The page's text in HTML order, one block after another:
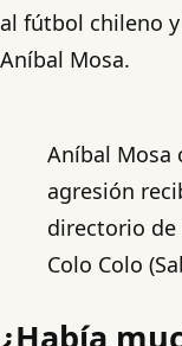
al fútbol chileno
Aníbal Mosa.
Aníbal Mosa
agresión
directorio de
Colo Colo